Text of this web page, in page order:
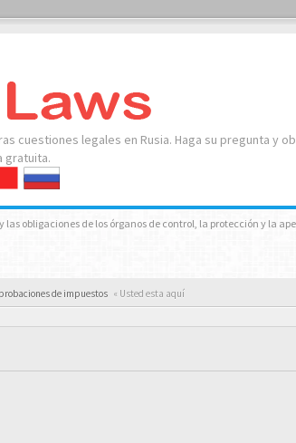
cuestiones legales en Rusia. Haga su pregunta y
gratuita.
obligaciones de los órganos de control, la protección y la
de impuestos « Usted esta aquí